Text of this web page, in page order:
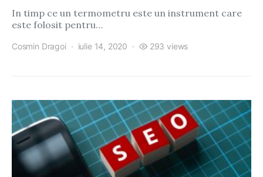
In timp ce un termometru este un instrument care
este folosit pentru…
Cosmin Dragoi iulie 14, 2020 293 views